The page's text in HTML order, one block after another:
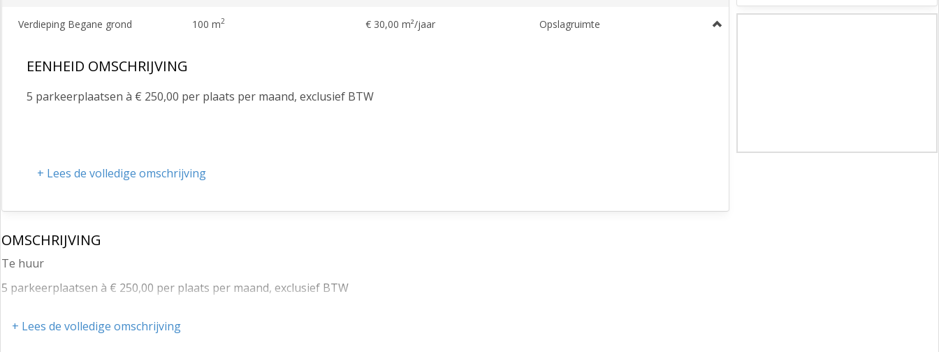
Verdieping Begane grond 100 m2 € 30,00 m²/jaar Opslagruimte
EENHEID OMSCHRIJVING
5 parkeerplaatsen à € 250,00 per plaats per maand, exclusief BTW
+ Lees de volledige omschrijving
OMSCHRIJVING
Te huur
5 parkeerplaatsen à € 250,00 per plaats per maand, exclusief BTW
+ Lees de volledige omschrijving